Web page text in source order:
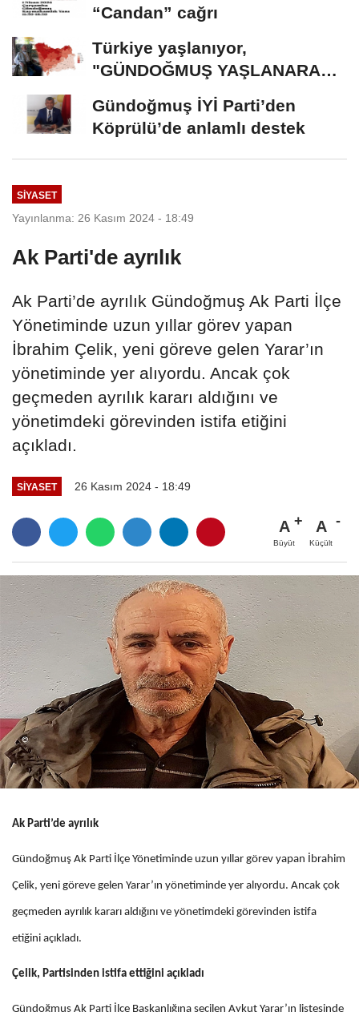
“Candan” cağrı
Türkiye yaşlanıyor,
"GÜNDOĞMUŞ YAŞLANARAK
Gündoğmuş İYİ Parti’den
Köprülü’de anlamlı destek
SİYASET
Yayınlanma: 26 Kasım 2024 - 18:49
Ak Parti'de ayrılık
Ak Parti’de ayrılık Gündoğmuş Ak Parti İlçe
Yönetiminde uzun yıllar görev yapan
İbrahim Çelik, yeni göreve gelen Yarar’ın
yönetiminde yer alıyordu. Ancak çok
geçmeden ayrılık kararı aldığını ve
yönetimdeki görevinden istifa etiğini
açıkladı.
SİYASET 26 Kasım 2024 - 18:49
A
Büyüt
A
Küçült
Ak Parti’de ayrılık
Gündoğmuş Ak Parti İlçe Yönetiminde uzun yıllar görev yapan İbrahim
Çelik, yeni göreve gelen Yarar’ın yönetiminde yer alıyordu. Ancak çok
geçmeden ayrılık kararı aldığını ve yönetimdeki görevinden istifa
etiğini açıkladı.
Çelik, Partisinden istifa ettiğini açıkladı
Gündoğmuş Ak Parti İlçe Başkanlığına seçilen Aykut Yarar’ın listesinde